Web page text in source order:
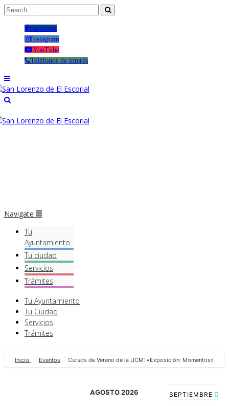
Facebook
Instagram
YouTube
Teléfonos de interés
Navigate
Tu
Ayuntamiento
Tu ciudad
Servicios
Trámites
Tu Ayuntamiento
Tu Ciudad
Servicios
Trámites
Inicio Eventos Cursos de Verano de la UCM: «Exposición: Momentos»
AGOSTO 2026 SEPTIEMBRE